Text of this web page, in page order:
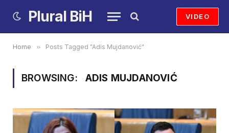
Plural BiH VIDEO
Home » Posts Tagged "Adis Mujdanović"
BROWSING: ADIS MUJDANOVIĆ